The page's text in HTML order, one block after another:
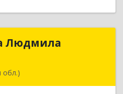
Людмила
обл.)
Людмила